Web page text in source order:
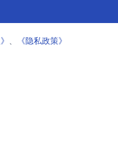
、 《隐私政策》